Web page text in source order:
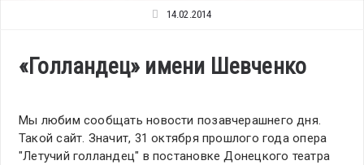
14.02.2014
«Голландец» имени Шевченко
Мы любим сообщать новости позавчерашнего дня.
Такой сайт. Значит, 31 октября прошлого года опера
"Летучий голландец" в постановке Донецкого театра